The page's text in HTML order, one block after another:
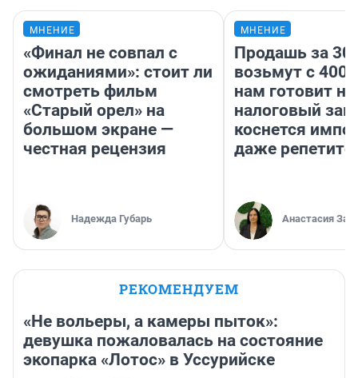
МНЕНИЕ
«Финал не совпал с
ожиданиями»: стоит ли
смотреть фильм
«Старый орел» на
большом экране —
честная рецензия
Надежда Губарь
МНЕНИЕ
Продашь за
возьмут с
нам готовит
налоговый
коснется
даже
Анастасия
РЕКОМЕНДУЕМ
«Не вольеры, а камеры пыток»:
девушка пожаловалась на состояние
экопарка «Лотос» в Уссурийске